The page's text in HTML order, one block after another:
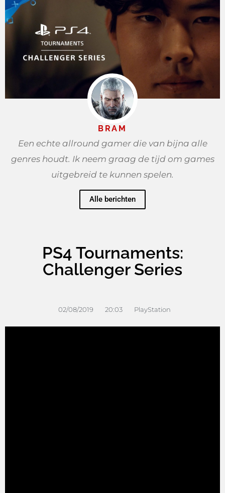
BRAM
Een echte allround gamer die van bijna alle
genres houdt. Ik neem graag de tijd om games
uitgebreid te kunnen spelen.
Alle berichten
PS4 Tournaments:
Challenger Series
02/08/2019 20:03 PlayStation